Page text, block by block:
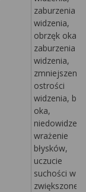
zaburzenia
widzenia,
obrzęk oka,
zaburzenia
widzenia,
zmniejszenie
ostrości
widzenia, ból
oka,
wrażenie
błysków,
uczucie
suchości w
zwiększone